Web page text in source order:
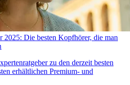
2025: Die besten Kopfhörer, die man
zu den derzeit besten
erhältlichen Premium- und